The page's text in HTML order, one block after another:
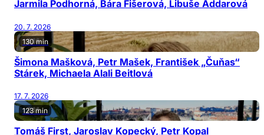
Jarmila Podhorná, Bára Fišerová, Libuše Addarová
20. 7. 2026
130 min
Šimona Mašková, Petr Mašek, František „Čuňas“
Stárek, Michaela Alali Beitlová
17. 7. 2026
123 min
Tomáš First, Jaroslav Kopecký, Petr Kopal